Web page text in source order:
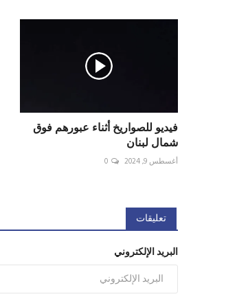
فيديو للصواريخ أثناء عبورهم فوق
شمال لبنان
أغسطس 9, 2024 0
تعليقات
البريد الإلكتروني